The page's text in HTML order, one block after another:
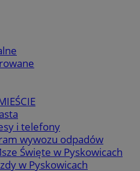
i telefony
wywozu odpadów
Święte w Pyskowicach
w Pyskowicach